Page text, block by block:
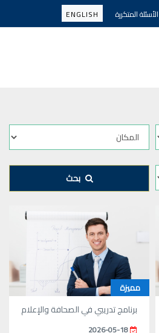
الأسئلة المتكررة ENGLISH
بحث
مميزة
برنامج تدريبي في الصحافة والإعلام
2026-05-18